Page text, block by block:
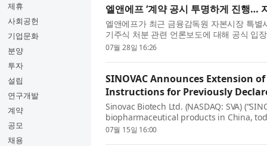
제휴
사회공헌
기업문화
분양
투자
설립
연구개발
계약
공모
채용
엘앤에프 ‘계약 공시 투명하게 진행…
엘앤에프가 최근 금융감독원 자본시장 특
기주식 처분 관련 언론보도에 대해 공식 입
미 OEM 고객사와의 하이니켈 양극재 ...
07월 28일 16:26
SINOVAC Announces Extension
Instructions for Previously
Sinovac Biotech Ltd. (NASDAQ: SVA)
biopharmaceutical products in China,
deadline for shareholders and nominee
07월 15일 16:00